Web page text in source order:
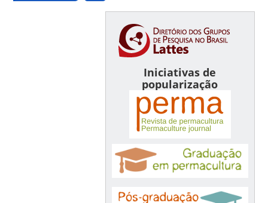
Iniciativas de
popularização